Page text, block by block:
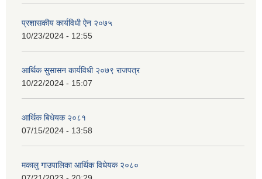
प्रशासकीय कार्यविधी ऐन २०७५
10/23/2024 - 12:55
आर्थिक सुसासन कार्यविधी २०७९ राजपत्र
10/22/2024 - 15:07
आर्थिक बिधेयक २०८१
07/15/2024 - 13:58
मकालु गाउपालिका आर्थिक विधेयक २०८०